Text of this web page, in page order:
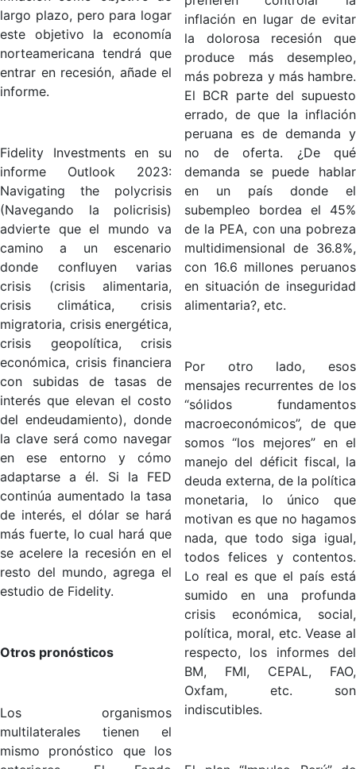
largo plazo, pero para logar
este objetivo la economía
norteamericana tendrá que
entrar en recesión, añade el
informe.
Fidelity Investments en su
informe Outlook 2023:
Navigating the polycrisis
(Navegando la policrisis)
advierte que el mundo va
camino a un escenario
donde confluyen varias
crisis (crisis alimentaria,
crisis climática, crisis
migratoria, crisis energética,
crisis geopolítica, crisis
económica, crisis financiera
con subidas de tasas de
interés que elevan el costo
del endeudamiento), donde
la clave será como navegar
en ese entorno y cómo
adaptarse a él. Si la FED
continúa aumentado la tasa
de interés, el dólar se hará
más fuerte, lo cual hará que
se acelere la recesión en el
resto del mundo, agrega el
estudio de Fidelity.
Otros pronósticos
Los organismos
multilaterales tienen el
mismo pronóstico que los
inflación en lugar de evitar
la dolorosa recesión que
produce más desempleo,
más pobreza y más hambre.
El BCR parte del supuesto
errado, de que la inflación
peruana es de demanda y
no de oferta. ¿De qué
demanda se puede hablar
en un país donde el
subempleo bordea el 45%
de la PEA, con una pobreza
multidimensional de 36.8%,
con 16.6 millones peruanos
en situación de inseguridad
alimentaria?, etc.
Por otro lado, esos
mensajes recurrentes de los
“sólidos fundamentos
macroeconómicos”, de que
somos “los mejores” en el
manejo del déficit fiscal, la
deuda externa, de la política
monetaria, lo único que
motivan es que no hagamos
nada, que todo siga igual,
todos felices y contentos.
Lo real es que el país está
sumido en una profunda
crisis económica, social,
política, moral, etc. Vease al
respecto, los informes del
BM, FMI, CEPAL, FAO,
Oxfam, etc. son
indiscutibles.